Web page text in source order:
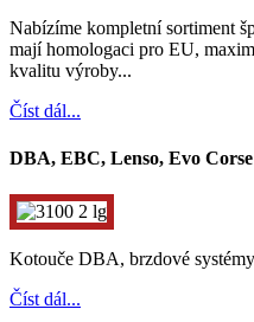
Nabízíme kompletní sortiment
mají homologaci pro EU,
kvalitu výroby...
Číst dál...
DBA, EBC, Lenso, Evo Corse
Kotouče DBA, brzdové
Číst dál...